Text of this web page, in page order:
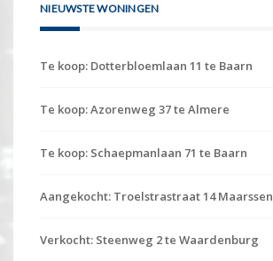
NIEUWSTE WONINGEN
Te koop: Dotterbloemlaan 11 te Baarn
Te koop: Azorenweg 37 te Almere
Te koop: Schaepmanlaan 71 te Baarn
Aangekocht: Troelstrastraat 14 Maarssen
Verkocht: Steenweg 2 te Waardenburg